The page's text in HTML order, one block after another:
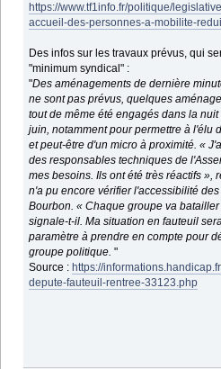
https://www.tf1info.fr/politique/
accueil-des-personnes-a-mobilite-
Des infos sur les travaux prévus, qui
"minimum syndical" :
"Des aménagements de dernière
ne sont pas prévus, quelques
tout de même été engagés dans la
juin, notamment pour permettre à l'élu
et peut-être d'un micro à proximité. «
des responsables techniques de
mes besoins. Ils ont été très réactifs »,
n'a pu encore vérifier l'accessibilité
Bourbon. « Chaque groupe va
signale-t-il. Ma situation en fauteuil
paramètre à prendre en compte pour
groupe politique."
Source : https://
depute-fauteuil-rentree-33123.php